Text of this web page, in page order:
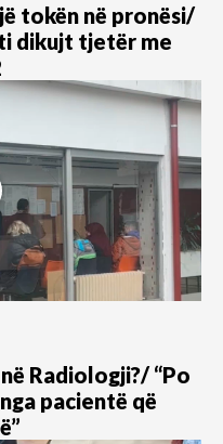
tokën në pronësi/
dikujt tjetër me
Radiologji?/ “Po
pacientë që